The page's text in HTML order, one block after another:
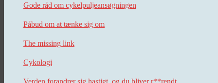
Gode råd om cykelpuljeansøgningen
Påbud om at tænke sig om
The missing link
Cykologi
Verden forandrer sig hastigt, og du bliver r**rendt